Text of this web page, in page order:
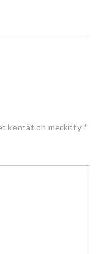
kentät on merkitty *